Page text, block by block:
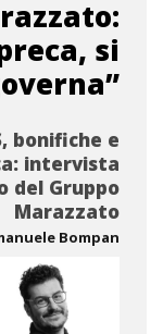
si
bonifiche e
intervista
del Gruppo
Marazzato
Bompan